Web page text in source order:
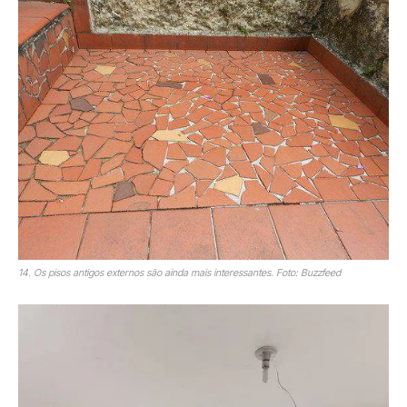
14. Os pisos antigos externos são ainda mais interessantes. Foto: Buzzfeed